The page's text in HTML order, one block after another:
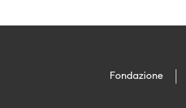
Fondazione